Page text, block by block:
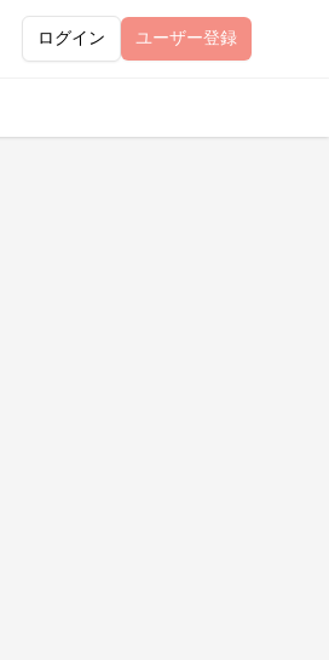
ログイン ユーザー登録